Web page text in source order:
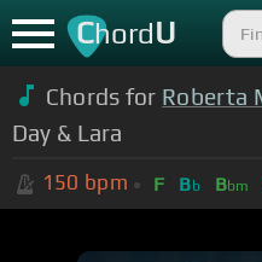
ChordU
Chords for Roberta
Day & Lara
150 bpm F Bb Bbm